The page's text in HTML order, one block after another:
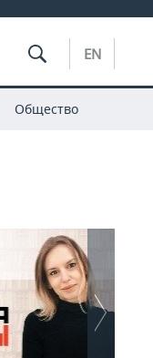
EN
Общество